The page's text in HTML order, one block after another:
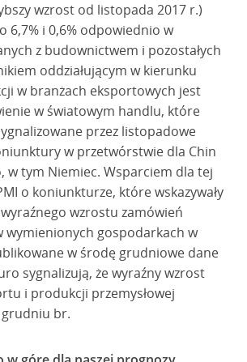
wzrost od listopada 2017 r.)
6,7% i 0,6% odpowiednio w
z budownictwem i pozostałych
oddziałującym w kierunku
w branżach eksportowych jest
w światowym handlu, które
przez listopadowe
w przetwórstwie dla Chin
w tym Niemiec. Wsparciem dla tej
o koniunkturze, które wskazywały
wzrostu zamówień
wymienionych gospodarkach w
w środę grudniowe dane
sygnalizują, że wyraźny wzrost
i produkcji przemysłowej
br.